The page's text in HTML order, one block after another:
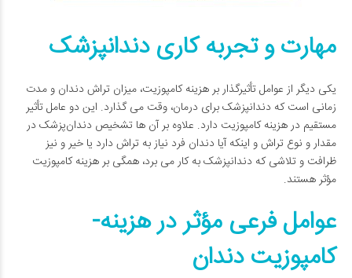
مهارت و تجربه کاری دندانپزشک
یکی دیگر از عوامل تأثیرگذار بر هزینه کامپوزیت، میزان تراش دندان و مدت‌
زمانی است که دندانپزشک برای درمان، وقت می­ گذارد. این دو عامل تأثیر
مستقیم در هزینه کامپوزیت دارد. علاوه بر آن ها تشخیص دندان‌پزشک در
مقدار و نوع تراش و اینکه آیا دندان فرد نیاز به تراش دارد یا خیر و نیز
ظرافت و تلاشی که دندانپزشک به کار می ­برد، همگی بر هزینه کامپوزیت
مؤثر هستند.
عوامل فرعی مؤثر در هزینه­
کامپوزیت دندان